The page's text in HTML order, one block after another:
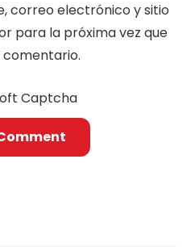
correo electrónico y sitio
para la próxima vez que
comentario.
Captcha